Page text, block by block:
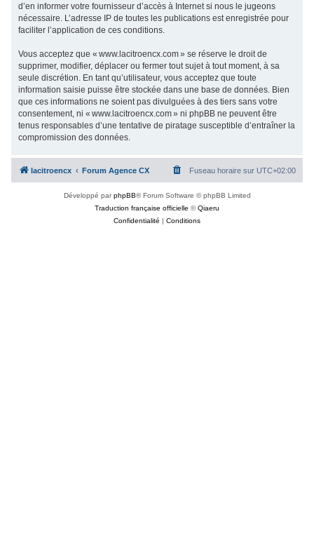
d’en informer votre fournisseur d’accès à Internet si nous le jugeons
nécessaire. L’adresse IP de toutes les publications est enregistrée pour
faciliter l’application de ces conditions.
Vous acceptez que « www.lacitroencx.com » se réserve le droit de
supprimer, modifier, déplacer ou fermer tout sujet à tout moment, à sa
seule discrétion. En tant qu’utilisateur, vous acceptez que toute
information saisie puisse être stockée dans une base de données. Bien
que ces informations ne soient pas divulguées à des tiers sans votre
consentement, ni « www.lacitroencx.com » ni phpBB ne peuvent être
tenus responsables d’une tentative de piratage susceptible d’entraîner la
compromission des données.
lacitroencx Forum Agence CX Fuseau horaire sur UTC+02:00
Développé parphpBB® Forum Software © phpBB Limited
Traduction française officielle ©Qiaeru
Confidentialité | Conditions